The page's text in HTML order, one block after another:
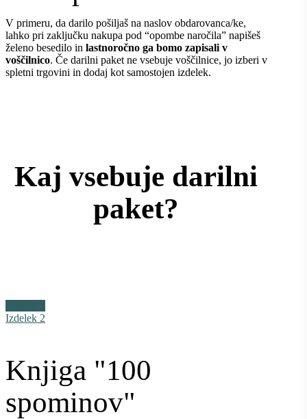
V primeru, da darilo pošiljaš na naslov obdarovanca/ke,
lahko pri zaključku nakupa pod “opombe naročila” napišeš
želeno besedilo inlastnoročno ga bomo zapisali v
voščilnico. Če darilni paket ne vsebuje voščilnice, jo izberi v
spletni trgovini in dodaj kot samostojen izdelek.
Kaj vsebuje darilni
paket?
Izdelek 2
Knjiga "100
spominov"